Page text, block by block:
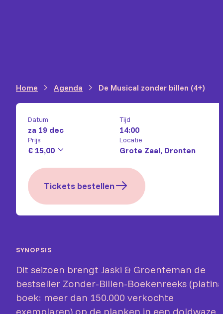
Home Agenda De Musical zonder billen (4+)
Datum
za 19 dec
Tijd
14:00
Prijs
€ 15,00
Locatie
Grote Zaal, Dronten
Tickets bestellen
SYNOPSIS
Dit seizoen brengt Jaski & Groenteman de
bestseller Zonder-Billen-Boekenreeks (platina
boek: meer dan 150.000 verkochte
exemplaren) op de planken in een doldwaze